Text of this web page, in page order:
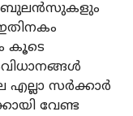
കൂടെ
എല്ലാ സർക്കാർ
വേണ്ട